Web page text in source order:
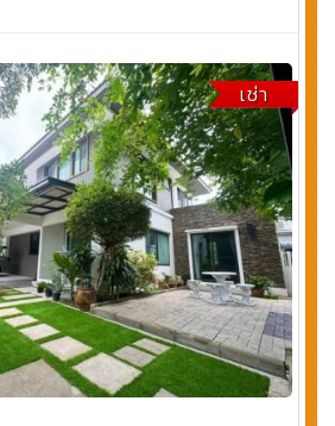
เช่า